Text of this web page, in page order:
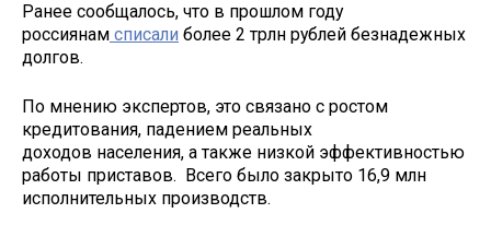
Ранее сообщалось, что в прошлом году
россиянам списали более 2 трлн рублей безнадежных
долгов.
По мнению экспертов, это связано с ростом
кредитования, падением реальных
доходов населения, а также низкой эффективностью
работы приставов. Всего было закрыто 16,9 млн
исполнительных производств.